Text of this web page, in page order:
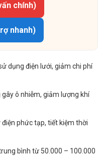
chính)
nhanh)
dụng điện lưới, giảm chi phí
gây ô nhiễm, giảm lượng khí
điện phức tạp, tiết kiệm thời
bình từ 50.000 – 100.000